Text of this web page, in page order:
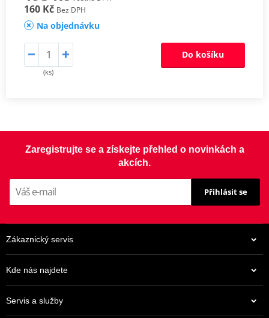
160 Kč Bez DPH
Na objednávku
(ks)
Do košíku
Zaregistrujte se a získejte přehled o novinkách a
akcích.
Přihlásit se
Zákaznický servis
Kde nás najdete
Servis a služby